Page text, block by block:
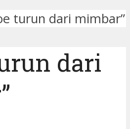
turun dari mimbar”
dari